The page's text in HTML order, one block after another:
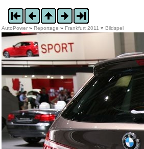
AutoPower » Reportage » Frankfurt 2011 » Bildspel